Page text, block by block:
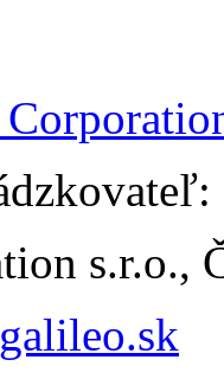
s.r.o.,